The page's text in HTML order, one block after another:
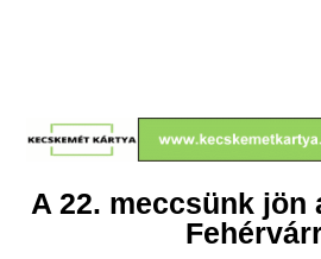
A 22. meccsünk jön